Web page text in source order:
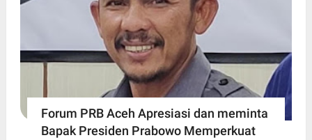
Forum PRB Aceh Apresiasi dan meminta
Bapak Presiden Prabowo Memperkuat